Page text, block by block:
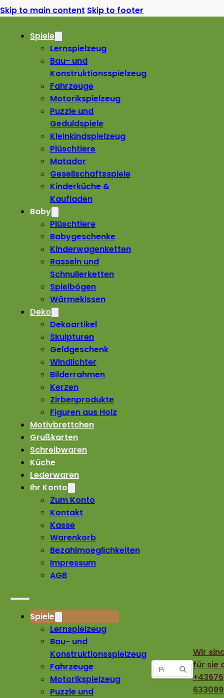
Skip to main content Skip to footer
Spiele
Lernspielzeug
Bau- und
Konstruktionsspielzeug
Fahrzeuge
Motorikspielzeug
Puzzle und
Geduldspiele
Kleinkindspielzeug
Plüschtiere
Matador
Gesellschaftsspiele
Kinderküche &
Kaufladen
Baby
Plüschtiere
Babygeschenke
Kinderwagenketten
Rasseln und
Schnullerketten
Spielbögen
Wärmekissen
Deko
Dekoartikel
Skulpturen
Geldgeschenk
Windlichter
Bilderrahmen
Kerzen
Zirbenprodukte
Figuren aus Holz
Motivbrettchen
Grußkarten
Schreibwaren
Küche
Lederwaren
Ihr Konto
Zum Konto
Kontakt
Kasse
Warenkorb
Bezahlmoeglichkeiten
Impressum
AGB
Spiele
Lernspielzeug
Bau- und
Konstruktionsspielzeug
Fahrzeuge
Motorikspielzeug
Puzzle und
Wir
für sie
+43676